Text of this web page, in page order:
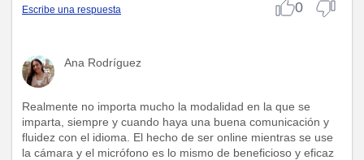
Escribe una respuesta 0
Ana Rodríguez
Realmente no importa mucho la modalidad en la que se
imparta, siempre y cuando haya una buena comunicación y
fluidez con el idioma. El hecho de ser online mientras se use
la cámara y el micrófono es lo mismo de beneficioso y eficaz